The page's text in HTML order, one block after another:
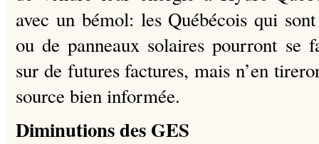
avec un bémol: les Québécois qui
ou de panneaux solaires pourront se
sur de futures factures, mais n’en
source bien informée.
Diminutions des GES